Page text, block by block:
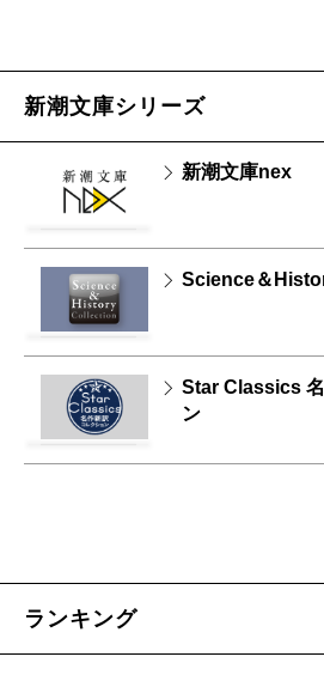
新潮文庫シリーズ
新潮文庫nex
Science＆
Star Classics
ン
ランキング